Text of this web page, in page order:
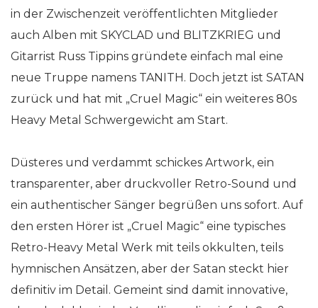
in der Zwischenzeit veröffentlichten Mitglieder
auch Alben mit SKYCLAD und BLITZKRIEG und
Gitarrist Russ Tippins gründete einfach mal eine
neue Truppe namens TANITH. Doch jetzt ist SATAN
zurück und hat mit „Cruel Magic“ ein weiteres 80s
Heavy Metal Schwergewicht am Start.
Düsteres und verdammt schickes Artwork, ein
transparenter, aber druckvoller Retro-Sound und
ein authentischer Sänger begrüßen uns sofort. Auf
den ersten Hörer ist „Cruel Magic“ eine typisches
Retro-Heavy Metal Werk mit teils okkulten, teils
hymnischen Ansätzen, aber der Satan steckt hier
definitiv im Detail. Gemeint sind damit innovative,